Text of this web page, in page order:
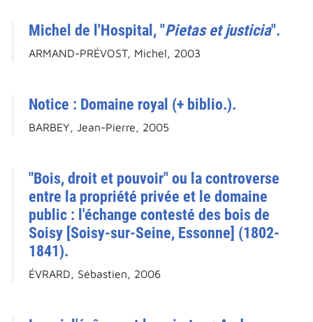
Michel de l'Hospital, "Pietas et justicia".
ARMAND-PRÉVOST, Michel, 2003
Notice : Domaine royal (+ biblio.).
BARBEY, Jean-Pierre, 2005
"Bois, droit et pouvoir" ou la controverse
entre la propriété privée et le domaine
public : l'échange contesté des bois de
Soisy [Soisy-sur-Seine, Essonne] (1802-
1841).
ÉVRARD, Sébastien, 2006